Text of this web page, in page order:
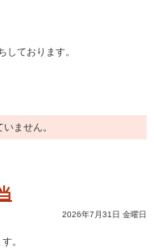
しております。
ません。
2026年7月31日 金曜日
。